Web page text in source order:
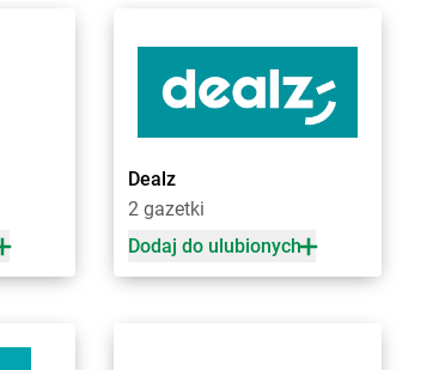
Biedronka
Bystrzyca Kłodzka
Biedronka Bytom
Biedronka Bytom Odrzański
Biedronka
Biedronka Czempiń
Dealz
2 gazetki
Dodaj do ulubionych